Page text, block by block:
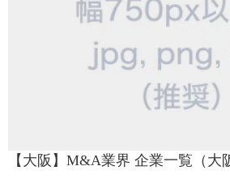
【大阪】M&A業界 企業一覧（大